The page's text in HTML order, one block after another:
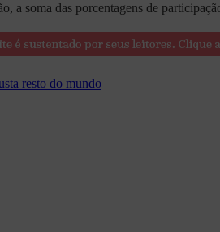
a soma das porcentagens de
resto do mundo